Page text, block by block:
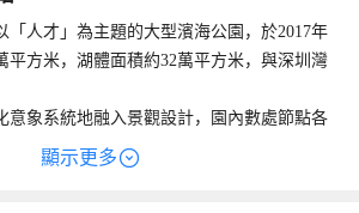
「人才」為主題的大型濱海公園，於2017年
平方米，湖體面積約32萬平方米，與深圳灣
意象系統地融入景觀設計，園內數處節點各
率數字的橋欄著稱，幾何線條在夜間燈光下
顯示更多